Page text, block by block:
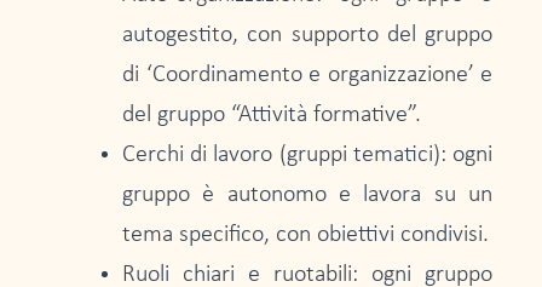
autogestito, con supporto del gruppo
di ‘Coordinamento e organizzazione’ e
del gruppo “Attività formative”.
Cerchi di lavoro (gruppi tematici): ogni
gruppo è autonomo e lavora su un
tema specifico, con obiettivi condivisi.
Ruoli chiari e ruotabili: ogni gruppo